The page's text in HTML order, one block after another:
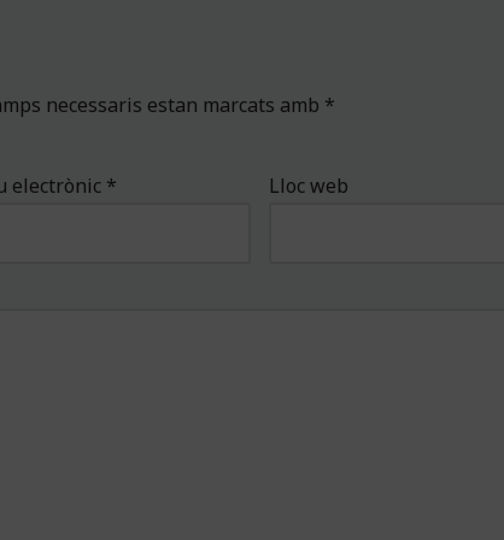
necessaris estan marcats amb *
electrònic * Lloc web